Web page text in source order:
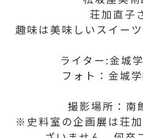
荘加直子
趣味は美味しいスイー
ライター:金城
フォト：金城
撮影場所：南
※史料室の企画展は荘